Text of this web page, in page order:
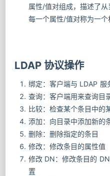
属性/值对组成，描述了
每一个属性/值对称为一
LDAP 协议操作
绑定：客户端与 LDAP 服
查询：客户端用来查询目
比较：检查某个条目中的
添加：向目录中添加新的
删除：删除指定的条目
修改：修改条目的属性值
修改 DN：修改条目的
置